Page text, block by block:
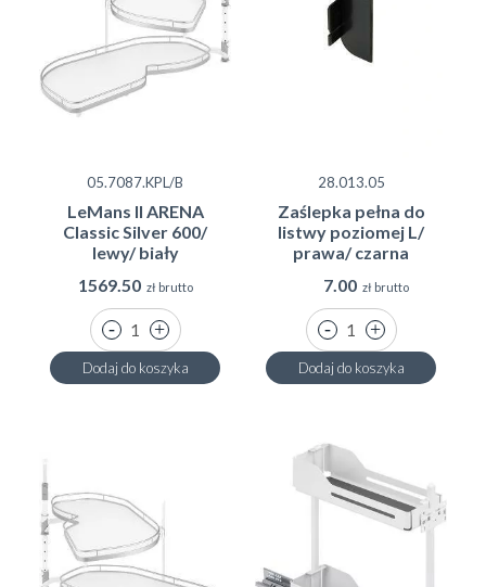
05.7087.KPL/B
LeMans II ARENA
Classic Silver 600/
lewy/ biały
1569.50 zł brutto
Dodaj do koszyka
28.013.05
Zaślepka pełna do
listwy poziomej L/
prawa/ czarna
7.00 zł brutto
Dodaj do koszyka